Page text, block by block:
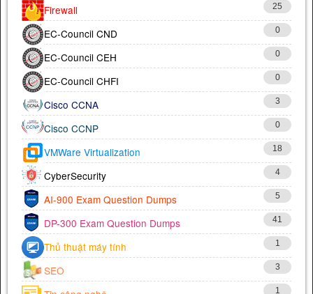
Firewall 25
EC-Council CND 0
EC-Council CEH 0
EC-Council CHFI 0
Cisco CCNA 3
Cisco CCNP 0
VMWare Virtualization 18
CyberSecurity 4
AI-900 Exam Question Dumps 5
DP-300 Exam Question Dumps 41
Thủ thuật máy tính 1
SEO 3
1